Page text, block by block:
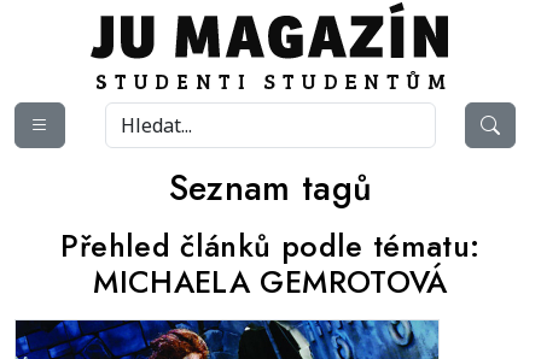
Seznam tagů
Přehled článků podle tématu:
MICHAELA GEMROTOVÁ